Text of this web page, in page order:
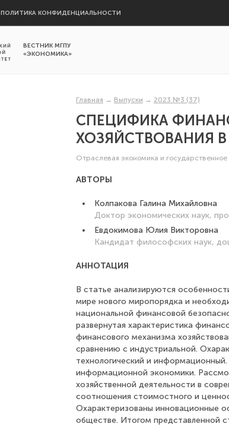
ПОЛИТИКА КОНФИДЕНЦИАЛЬНОСТИ
ВЕСТНИК МГПУ
«ЭКОНОМИКА»
Главная → Выпуски → 2023 №3 (37)
СПЕЦИФИКА
ХОЗЯЙСТВОВАНИЯ
Отраслевая экономика и
АВТОРЫ
Колпакова Галина Михайловна
Доктор экономических наук,
Евдокимова Юлия Викторовна
Кандидат философских наук,
АННОТАЦИЯ
В статье анализируются
мире нового миропорядка и
национальной финансовой
развернутая характеристика
финансового механизма
сравнению с индустриальной.
технологический и
информационной экономики.
хозяйственной деятельности в
соотношения стоимостного и
Охарактеризованы инновационные
обществе. Итогом представленной